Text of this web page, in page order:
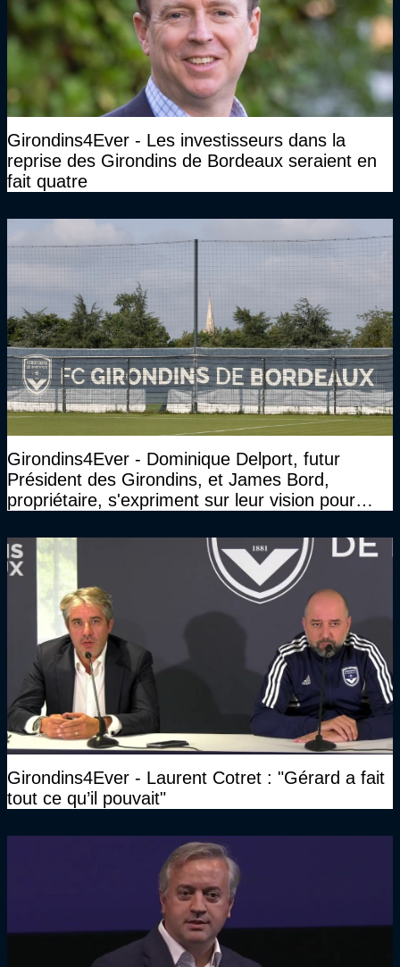
Girondins4Ever - Les investisseurs dans la
reprise des Girondins de Bordeaux seraient en
fait quatre
Girondins4Ever - Dominique Delport, futur
Président des Girondins, et James Bord,
propriétaire, s'expriment sur leur vision pour
Girondins4Ever - Laurent Cotret : "Gérard a fait
tout ce qu’il pouvait"